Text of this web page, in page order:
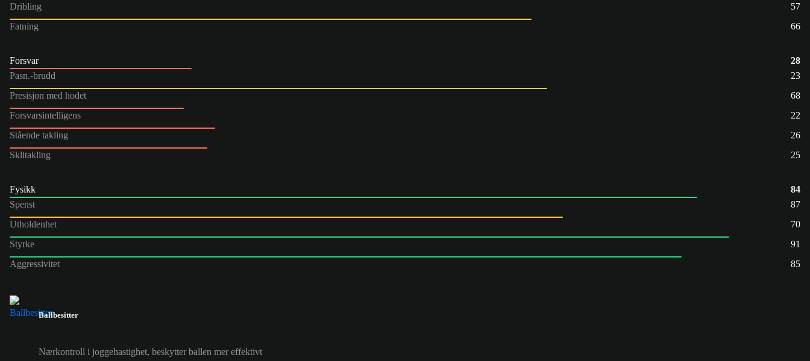
Dribling
57
Fatning
66
Forsvar
28
Pasn.-brudd
23
Presisjon med hodet
68
Forsvarsintelligens
22
Stående takling
26
Sklitakling
25
Fysikk
84
Spenst
87
Utholdenhet
70
Styrke
91
Aggressivitet
85
Ballbesitter
Nærkontroll i joggehastighet, beskytter ballen mer effektivt